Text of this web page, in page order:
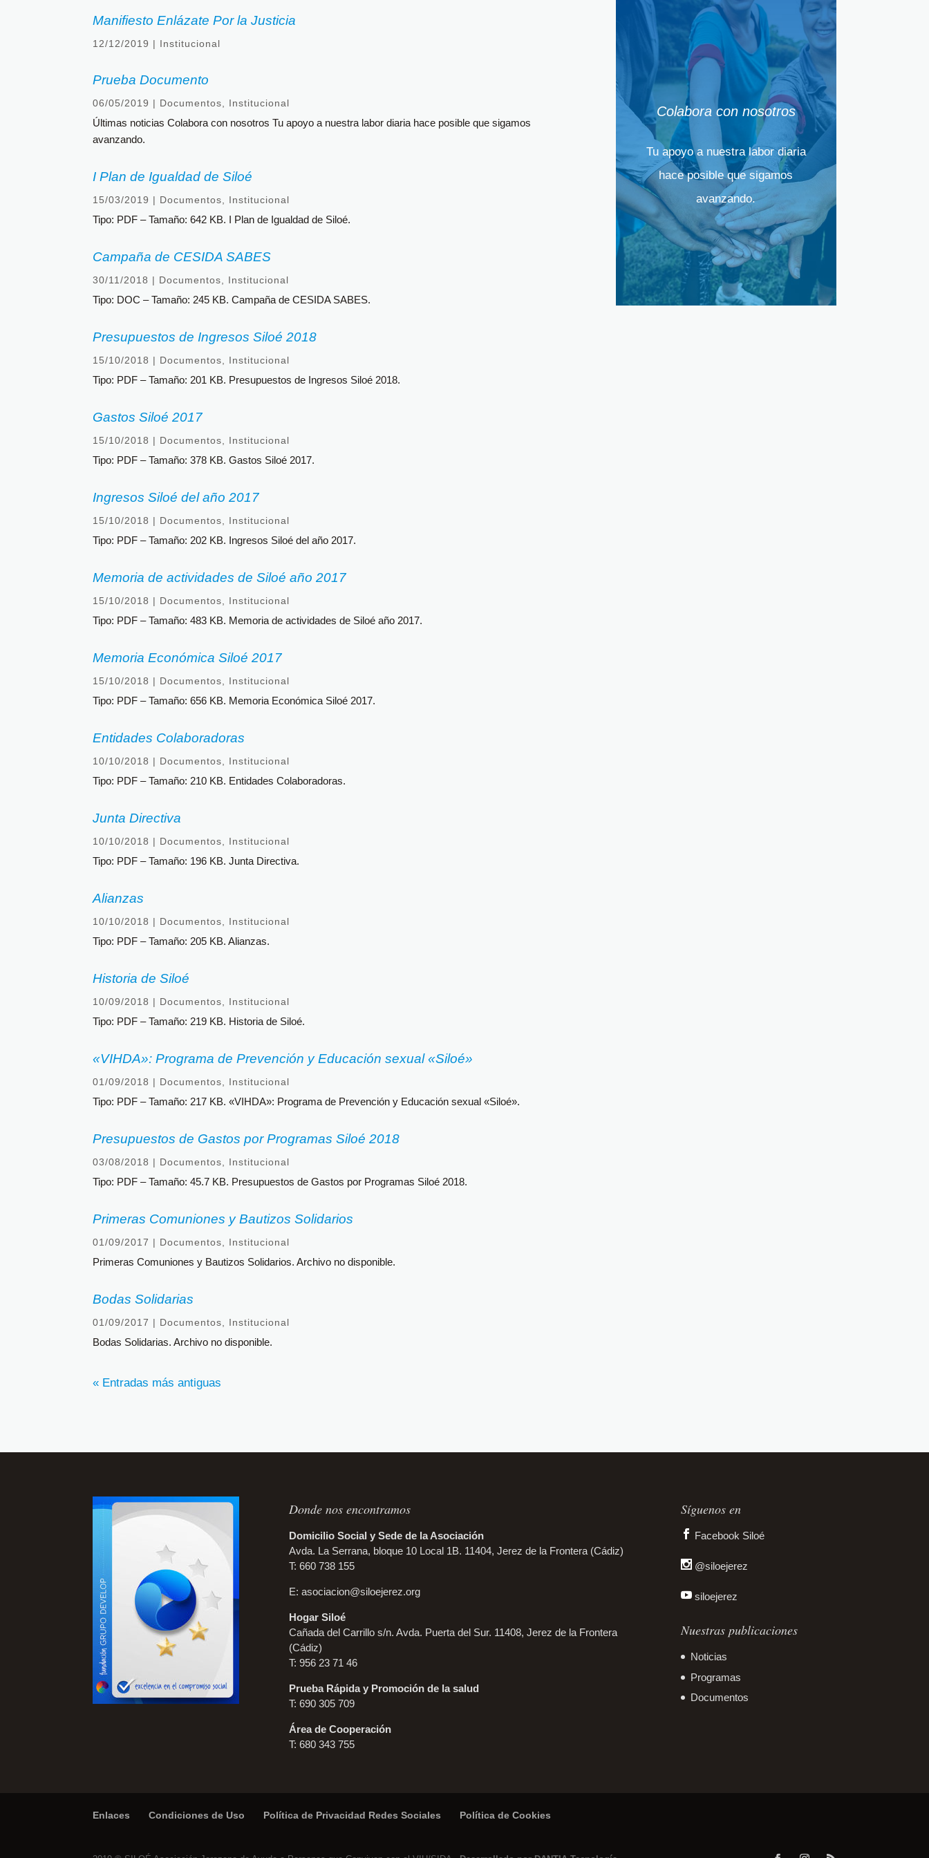
Manifiesto Enlázate Por la Justicia
12/12/2019 | Institucional
Prueba Documento
06/05/2019 | Documentos Institucional
Últimas noticias Colabora con nosotros Tu apoyo a nuestra labor diaria hace posible que sigamos
avanzando.
I Plan de Igualdad de Siloé
15/03/2019 | Documentos Institucional
Tipo: PDF – Tamaño: 642 KB. I Plan de Igualdad de Siloé.
Campaña de CESIDA SABES
30/11/2018 | Documentos Institucional
Tipo: DOC – Tamaño: 245 KB. Campaña de CESIDA SABES.
Presupuestos de Ingresos Siloé 2018
15/10/2018 | Documentos Institucional
Tipo: PDF – Tamaño: 201 KB. Presupuestos de Ingresos Siloé 2018.
Gastos Siloé 2017
15/10/2018 | Documentos Institucional
Tipo: PDF – Tamaño: 378 KB. Gastos Siloé 2017.
Ingresos Siloé del año 2017
15/10/2018 | Documentos Institucional
Tipo: PDF – Tamaño: 202 KB. Ingresos Siloé del año 2017.
Memoria de actividades de Siloé año 2017
15/10/2018 | Documentos Institucional
Tipo: PDF – Tamaño: 483 KB. Memoria de actividades de Siloé año 2017.
Memoria Económica Siloé 2017
15/10/2018 | Documentos Institucional
Tipo: PDF – Tamaño: 656 KB. Memoria Económica Siloé 2017.
Entidades Colaboradoras
10/10/2018 | Documentos Institucional
Tipo: PDF – Tamaño: 210 KB. Entidades Colaboradoras.
Junta Directiva
10/10/2018 | Documentos Institucional
Tipo: PDF – Tamaño: 196 KB. Junta Directiva.
Alianzas
10/10/2018 | Documentos Institucional
Tipo: PDF – Tamaño: 205 KB. Alianzas.
Historia de Siloé
10/09/2018 | Documentos Institucional
Tipo: PDF – Tamaño: 219 KB. Historia de Siloé.
«VIHDA»: Programa de Prevención y Educación sexual «Siloé»
01/09/2018 | Documentos Institucional
Tipo: PDF – Tamaño: 217 KB. «VIHDA»: Programa de Prevención y Educación sexual «Siloé».
Presupuestos de Gastos por Programas Siloé 2018
03/08/2018 | Documentos Institucional
Tipo: PDF – Tamaño: 45.7 KB. Presupuestos de Gastos por Programas Siloé 2018.
Primeras Comuniones y Bautizos Solidarios
01/09/2017 | Documentos Institucional
Primeras Comuniones y Bautizos Solidarios. Archivo no disponible.
Bodas Solidarias
01/09/2017 | Documentos Institucional
Bodas Solidarias. Archivo no disponible.
« Entradas más antiguas
Colabora con nosotros
Tu apoyo a nuestra labor diaria
hace posible que sigamos
avanzando.
Donde nos encontramos
Domicilio Social y Sede de la Asociación
Avda. La Serrana, bloque 10 Local 1B. 11404, Jerez de la Frontera (Cádiz)
T: 660 738 155
E: asociacion@siloejerez.org
Hogar Siloé
Cañada del Carrillo s/n. Avda. Puerta del Sur. 11408, Jerez de la Frontera
(Cádiz)
T: 956 23 71 46
Prueba Rápida y Promoción de la salud
T: 690 305 709
Área de Cooperación
T: 680 343 755
Síguenos en
Facebook Siloé
@siloejerez
siloejerez
Nuestras publicaciones
Noticias
Programas
Documentos
Enlaces Condiciones de Uso Política de Privacidad Redes Sociales Política de Cookies